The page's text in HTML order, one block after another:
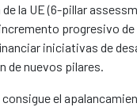
la UE (6-pillar
progresivo
iniciativas de
de nuevos pilares.
el